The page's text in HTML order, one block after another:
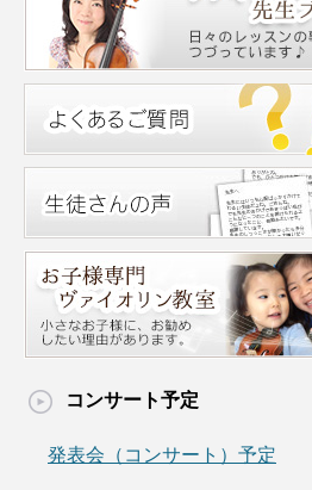
コンサート予定
発表会（コンサート）予定